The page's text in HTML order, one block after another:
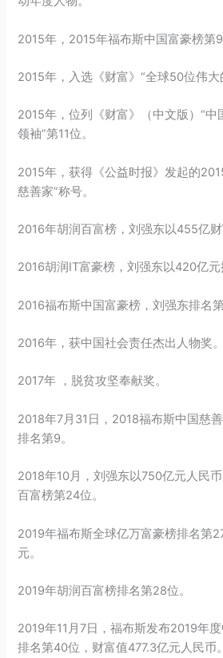
2015年，2015年福布斯中国富豪榜第9
2015年，入选《财富》“全球50位伟大
2015年，位列《财富》（中文版）“
领袖”第11位。
2015年，获得《公益时报》发起的
慈善家”称号。
2016年胡润百富榜，刘强东以455亿财
2016胡润IT富豪榜，刘强东以420亿元
2016福布斯中国富豪榜，刘强东排名第
2016年，获中国社会责任杰出人物奖。
2017年 ，脱贫攻坚奉献奖。
2018年7月31日，2018福布斯中国慈
排名第9。
2018年10月，刘强东以750亿元人民
百富榜第24位。
2019年福布斯全球亿万富豪榜排名第
元。
2019年胡润百富榜排名第28位。
2019年11月7日，福布斯发布2019年
排名第40位，财富值477.3亿元人民币。